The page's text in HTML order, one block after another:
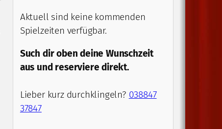
Aktuell sind keine kommenden
Spielzeiten verfügbar.
Such dir oben deine Wunschzeit
aus und reserviere direkt.
Lieber kurz durchklingeln? 038847
37847